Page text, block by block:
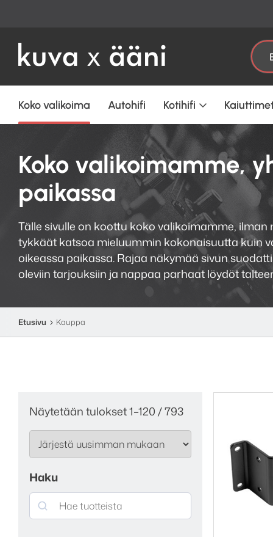
Etsi:
Koko valikoima Autohifi Kotihifi
Koko valikoimamme,
paikassa
Tälle sivulle on koottu koko valikoimamme, ilman
tykkäät katsoa mieluummin kokonaisuutta kuin
oikeassa paikassa. Rajaa näkymää sivun
oleviin tarjouksiin ja nappaa parhaat löydöt
Etusivu Kauppa
Näytetään tulokset 1–120 / 793Sorted
by
latest
Haku
Search